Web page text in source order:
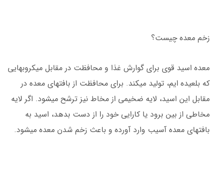
زخم معده چیست؟
معده اسید قوی برای گوارش غذا و محافظت در مقابل میکروبهایی
که بلعیده ایم، تولید میکند. برای محافظت از بافتهای معده در
مقابل این اسید، لایه ضخیمی از مخاط نیز ترشح میشود. اگر لایه
مخاطی از بین برود یا کارایی خود را از دست بدهد، اسید به
بافتهای معده آسیب وارد آورده و باعث زخم شدن معده میشود.